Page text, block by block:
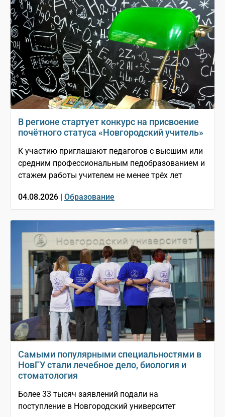
В регионе стартует конкурс на присвоение
почётного статуса «Новгородский учитель»
К участию приглашают педагогов с высшим или
средним профессиональным педобразованием и
стажем работы учителем не менее трёх лет
04.08.2026 | Образование
Самыми популярными специальностями в
НовГУ стали лечебное дело, биология и
стоматология
Более 33 тысяч заявлений подали на
поступление в Новгородский университет